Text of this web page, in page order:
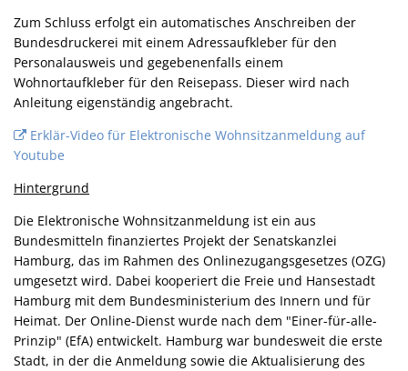
Zum Schluss erfolgt ein automatisches Anschreiben der
Bundesdruckerei mit einem Adressaufkleber für den
Personalausweis und gegebenenfalls einem
Wohnortaufkleber für den Reisepass. Dieser wird nach
Anleitung eigenständig angebracht.
Erklär-Video für Elektronische Wohnsitzanmeldung auf
Youtube
Hintergrund
Die Elektronische Wohnsitzanmeldung ist ein aus
Bundesmitteln finanziertes Projekt der Senatskanzlei
Hamburg, das im Rahmen des Onlinezugangsgesetzes (OZG)
umgesetzt wird. Dabei kooperiert die Freie und Hansestadt
Hamburg mit dem Bundesministerium des Innern und für
Heimat. Der Online-Dienst wurde nach dem "Einer-für-alle-
Prinzip" (EfA) entwickelt. Hamburg war bundesweit die erste
Stadt, in der die Anmeldung sowie die Aktualisierung des